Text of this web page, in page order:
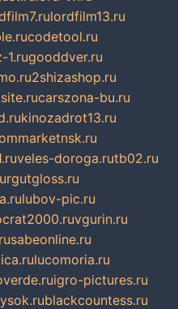
lordfilm13.ru
codetool.ru
1.rugooddver.ru
2shizashop.ru
carszona-bu.ru
kinozadrot13.ru
veles-doroga.rutb02.ru
lubov-pic.ru
vgurin.ru
sabeonline.ru
lucomoria.ru
igro-pictures.ru
blackcountess.ru